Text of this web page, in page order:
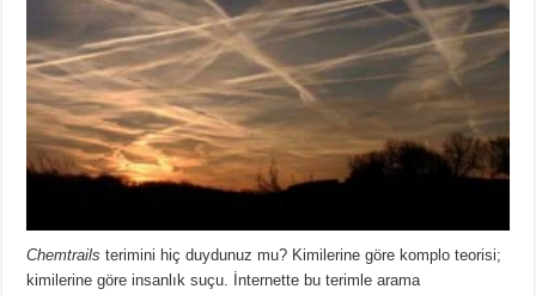
Chemtrails terimini hiç duydunuz mu? Kimilerine göre komplo teorisi;
kimilerine göre insanlık suçu. İnternette bu terimle arama